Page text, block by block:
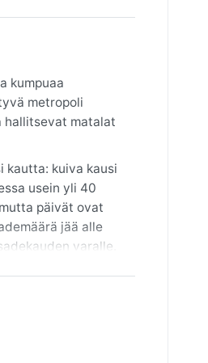
kumpuaa
metropoli
hallitsevat matalat
kautta: kuiva kausi
usein yli 40
päivät ovat
jää alle
varalle.
ja taivas
ei täällä